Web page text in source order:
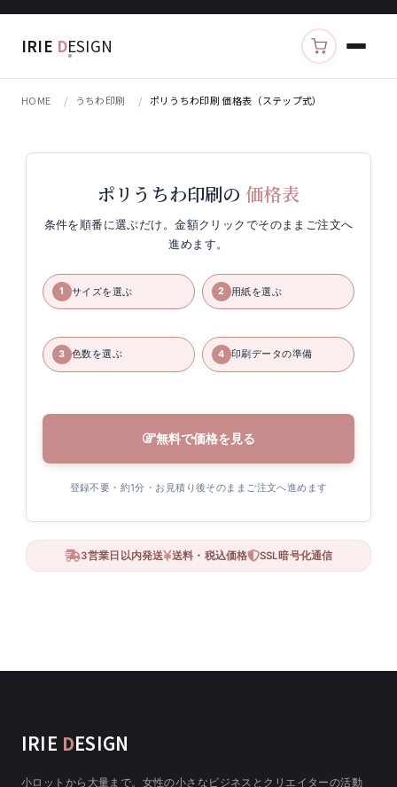
IRIE DESIGN カートを見る
HOME うちわ印刷 ポリうちわ印刷 価格表（ステップ式）
ポリうちわ印刷の 価格表
条件を順番に選ぶだけ。金額クリックでそのままご注文へ
進めます。
1 サイズを選ぶ 2 用紙を選ぶ
3 色数を選ぶ 4 印刷データの準備
無料で価格を見る
登録不要・約1分・お見積り後そのままご注文へ進めます
3営業日以内発送 送料・税込価格 SSL暗号化通信
IRIE DESIGN
小ロットから大量まで。女性の小さなビジネスとクリエイターの活動